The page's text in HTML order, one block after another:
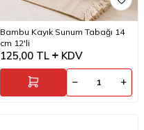
Bambu Kayık Sunum Tabağı 14
cm 12'li
125,00 TL KDV